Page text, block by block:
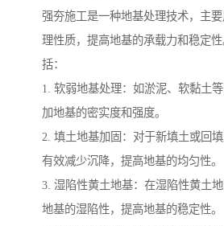
强夯施工是一种地基处理技术，主
理性质，提高地基的承载力和稳定
括：
1. 软弱地基处理：如淤泥、软黏土
加地基的密实度和强度。
2. 填土地基加固：对于新填土或回
有效减少沉降，提高地基的均匀性。
3. 湿陷性黄土地基：在湿陷性黄土
地基的湿陷性，提高地基的稳定性。